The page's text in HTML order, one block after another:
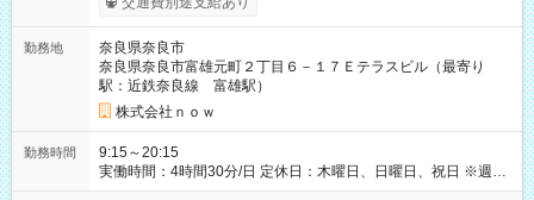
勤務地
奈良県奈良市
奈良県奈良市富雄元町２丁目６－１７Ｅテラスビル（最寄り
駅：近鉄奈良線 富雄駅）
株式会社ｎｏｗ
勤務時間
9:15～20:15
実働時間：4時間30分/日 定休日：木曜日、日曜日、祝日 ※週2
日以上ご勤務いただける方、大歓迎です ※勤務時間： 平日 午